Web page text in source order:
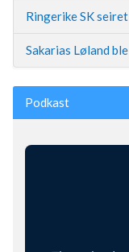
Ringerike SK
Sakarias Løland
Podkast